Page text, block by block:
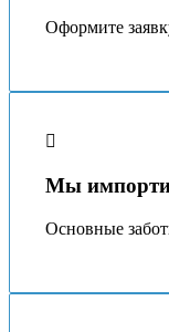
Оформите
Мы
Основные